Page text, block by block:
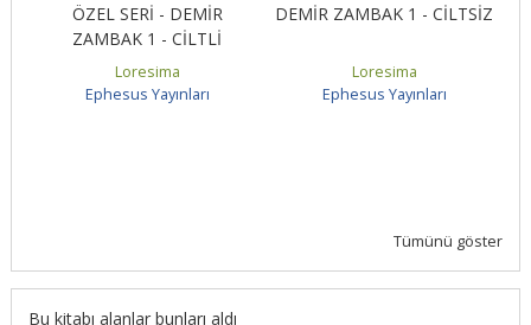
ÖZEL SERİ - DEMİR
ZAMBAK 1 - CİLTLİ
Loresima
Ephesus Yayınları
DEMİR ZAMBAK 1 - CİLTSİZ
Loresima
Ephesus Yayınları
Tümünü göster
Bu kitabı alanlar bunları aldı